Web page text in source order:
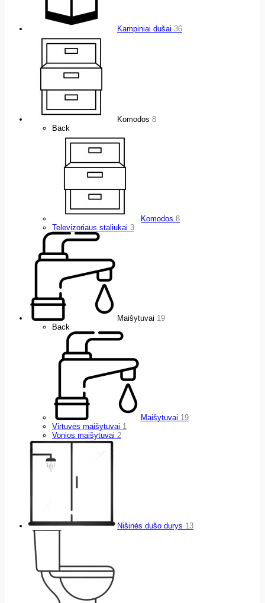
Kampiniai dušai 36
Komodos 8
Back
Komodos 8
Televizoriaus staliukai 3
Maišytuvai 19
Back
Maišytuvai 19
Virtuvės maišytuvai 1
Vonios maišytuvai 2
Nišinės dušo durys 13